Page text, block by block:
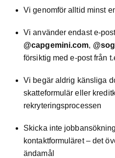
Vi genomför alltid minst
Vi använder endast e-
@capgemini.com,
försiktig med e-post från
Vi begär aldrig känsliga
skatteformulär eller
rekryteringsprocessen
Skicka inte
kontaktformuläret – det
ändamål